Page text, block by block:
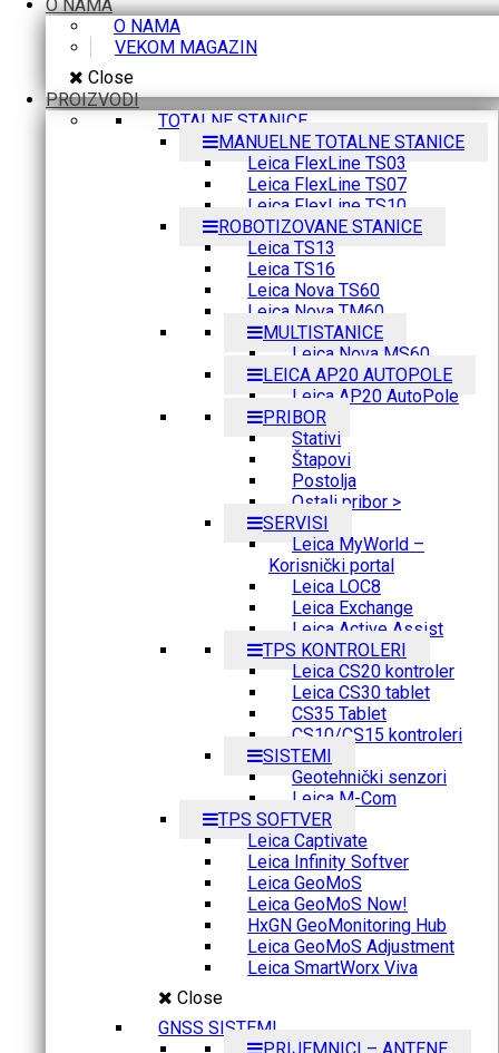
O NAMA
O NAMA
VEKOM MAGAZIN
Close
PROIZVODI
TOTALNE STANICE
MANUELNE TOTALNE STANICE
Leica FlexLine TS03
Leica FlexLine TS07
Leica FlexLine TS10
ROBOTIZOVANE STANICE
Leica TS13
Leica TS16
Leica Nova TS60
Leica Nova TM60
MULTISTANICE
Leica Nova MS60
LEICA AP20 AUTOPOLE
Leica AP20 AutoPole
PRIBOR
Stativi
Štapovi
Postolja
Ostali pribor >
SERVISI
Leica MyWorld –
Korisnički portal
Leica LOC8
Leica Exchange
Leica Active Assist
TPS KONTROLERI
Leica CS20 kontroler
Leica CS30 tablet
CS35 Tablet
CS10/CS15 kontroleri
SISTEMI
Geotehnički senzori
Leica M-Com
TPS SOFTVER
Leica Captivate
Leica Infinity Softver
Leica GeoMoS
Leica GeoMoS Now!
HxGN GeoMonitoring Hub
Leica GeoMoS Adjustment
Leica SmartWorx Viva
Close
GNSS SISTEMI